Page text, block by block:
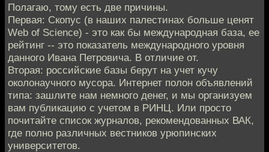
Полагаю, тому есть две причины.
Первая: Скопус (в наших палестинах больше ценят
Web of Science) - это как бы международная база, ее
рейтинг -- это показатель международного уровня
данного Ивана Петровича. В отличие от.
Вторая: российские базы берут на учет кучу
околонаучного мусора. Интернет полон объявлений
типа: зашлите нам немного денег, и мы организуем
вам публикацию с учетом в РИНЦ. Или просто
почитайте список журналов, рекомендованных ВАК,
где полно различных вестников урюпинских
университетов.